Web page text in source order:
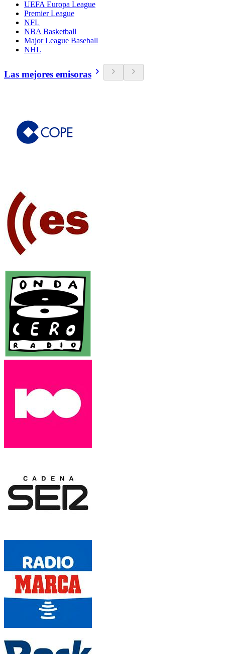
UEFA Europa League
Premier League
NFL
NBA Basketball
Major League Baseball
NHL
Las mejores emisoras